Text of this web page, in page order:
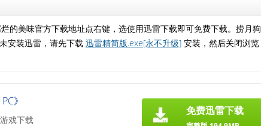
的美味官方下载地址点右键，选使用迅雷下载即可免费下载。捞月狗
安装迅雷，请先下载 迅雷精简版.exe[永不升级] 安装，然后关闭浏览
》
戏下载
免费迅雷下载